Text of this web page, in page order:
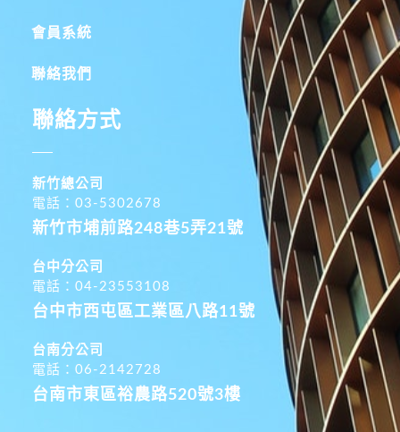
會員系統
聯絡我們
聯絡方式
新竹總公司
電話：03-5302678
新竹市埔前路248巷5弄21號
台中分公司
電話：04-23553108
台中市西屯區工業區八路11號
台南分公司
電話：06-2142728
台南市東區裕農路520號3樓